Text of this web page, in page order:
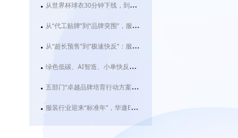
从世界杯球衣30分钟下线，到天门千亿服装产业：华遨服装ERP为何成为2026服装企业的“数字必修课”？
从“代工贴牌”到“品牌突围”，服装ERP成织造金三角的“数字粘合剂”
从“超长预售”到“极速快反”：服装ERP才是品牌破局的关键变量
绿色低碳、AI智造、小单快反……2026服装行业大变局下，为什么你的企业急需一套真正的服装ERP？
五部门“卓越品牌培育行动方案”出台，服装企业如何借华遨ERP抢占先机？
服装行业迎来“标准年”，华遨ERP用数字化快反为品质中国添砖加瓦